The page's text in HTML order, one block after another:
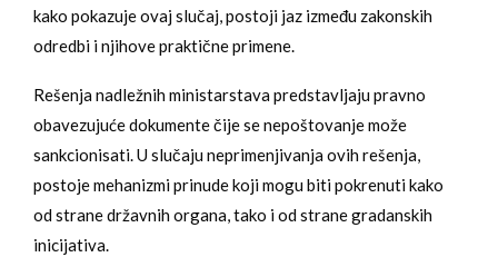
kako pokazuje ovaj slučaj, postoji jaz između zakonskih
odredbi i njihove praktične primene.
Rešenja nadležnih ministarstava predstavljaju pravno
obavezujuće dokumente čije se nepoštovanje može
sankcionisati. U slučaju neprimenjivanja ovih rešenja,
postoje mehanizmi prinude koji mogu biti pokrenuti kako
od strane državnih organa, tako i od strane gradanskih
inicijativa.